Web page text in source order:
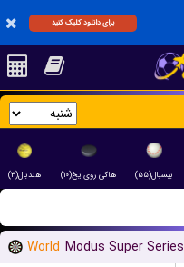
برای دانلود کلیک کنید
بیسبال(۵۵) هاکی روی یخ(۱۰) هندبال(۳)
World Modus Super Series